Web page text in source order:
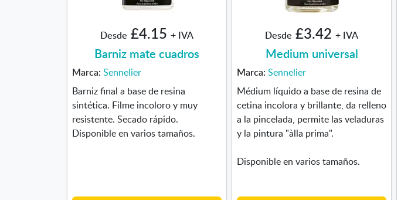
Desde £4.15 + IVA
Barniz mate cuadros
Marca: Sennelier
Barniz final a base de resina
sintética. Filme incoloro y muy
resistente. Secado rápido.
Disponible en varios tamaños.
Desde £3.42 + IVA
Medium universal
Marca: Sennelier
Médium líquido a base de resina de
cetina incolora y brillante, da relleno
a la pincelada, permite las veladuras
y la pintura "àlla prima".
Disponible en varios tamaños.